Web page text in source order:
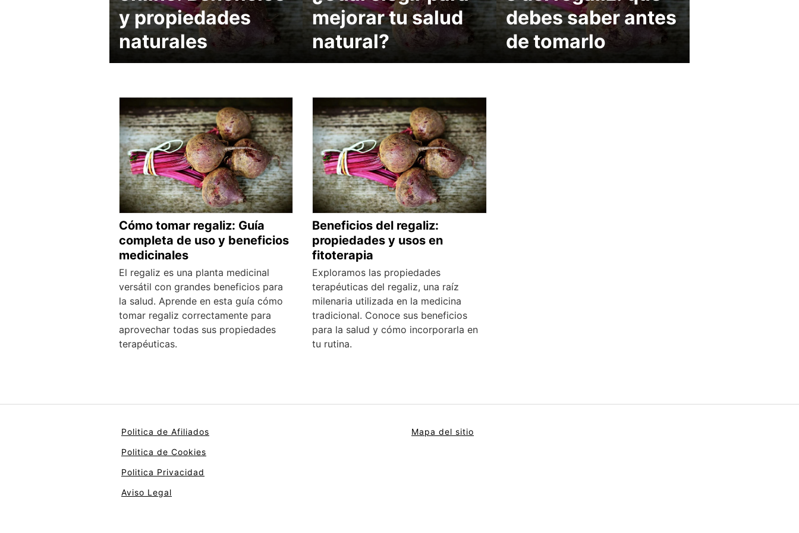
y propiedades
naturales
mejorar tu salud
natural?
debes saber antes
de tomarlo
Cómo tomar regaliz: Guía
completa de uso y beneficios
medicinales
El regaliz es una planta medicinal
versátil con grandes beneficios para
la salud. Aprende en esta guía cómo
tomar regaliz correctamente para
aprovechar todas sus propiedades
terapéuticas.
Beneficios del regaliz:
propiedades y usos en
fitoterapia
Exploramos las propiedades
terapéuticas del regaliz, una raíz
milenaria utilizada en la medicina
tradicional. Conoce sus beneficios
para la salud y cómo incorporarla en
tu rutina.
Politica de Afiliados
Politica de Cookies
Politica Privacidad
Aviso Legal
Mapa del sitio